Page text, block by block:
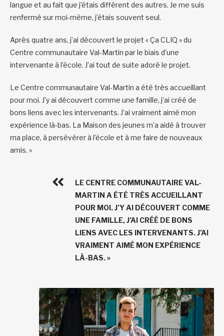
langue et au fait que j’étais différent des autres. Je me suis
renfermé sur moi-même, j’étais souvent seul.
Après quatre ans, j’ai découvert le projet « Ça CLIQ » du
Centre communautaire Val-Martin par le biais d’une
intervenante à l’école. J’ai tout de suite adoré le projet.
Le Centre communautaire Val-Martin a été très accueillant
pour moi. J’y ai découvert comme une famille, j’ai créé de
bons liens avec les intervenants. J’ai vraiment aimé mon
expérience là-bas. La Maison des jeunes m’a aidé à trouver
ma place, à persévérer à l’école et à me faire de nouveaux
amis. »
LE CENTRE COMMUNAUTAIRE VAL-
MARTIN A ÉTÉ TRÈS ACCUEILLANT
POUR MOI. J’Y AI DÉCOUVERT COMME
UNE FAMILLE, J’AI CRÉÉ DE BONS
LIENS AVEC LES INTERVENANTS. J’AI
VRAIMENT AIMÉ MON EXPÉRIENCE
LÀ-BAS. »